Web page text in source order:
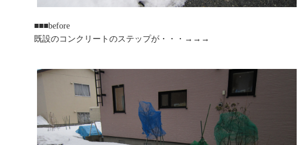
■■■before
既設のコンクリートのステップが・・・→→→